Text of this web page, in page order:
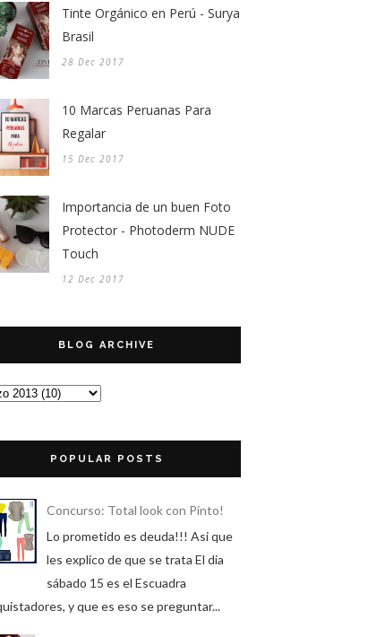
Tinte Orgánico en Perú - Surya
Brasil
28 Dec 2017
10 Marcas Peruanas Para
Regalar
15 Dec 2017
Importancia de un buen Foto
Protector - Photoderm NUDE
Touch
12 Dec 2017
BLOG ARCHIVE
POPULAR POSTS
Concurso: Total look con Pinto!
Lo prometido es deuda!!! Asi que
les explico de que se trata El dia
sábado 15 es el Escuadra
y que es eso se preguntar...